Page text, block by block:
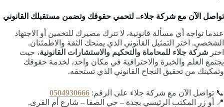
تواصل الآن مع شركة جلاء.. لتحمي حقوقك وتضمن مستقبلك القانوني
عندما تواجه أي مسألة قانونية، لا تترك مصيرك للتخمين أو الاجتهاد
الشخصي. اختر التمثيل القانوني الذي يمنحك الثقة والاطمئنان.
اختر شركة جلاء للمحاماة والتحكيم والاستشارات القانونية، حيث
يجتمع العلم والخبرة والاحترافية في مكان واحد، لخدمة حقوقك
وتمكينك من تحقيق النجاح القانوني الذي تستحقه.
📞 تواصل الآن مع شركة جلاء على الرقم: 0504930666
📍 أو زر المكتب الرئيسي بجدة – حي الصفا – شارع أم القرى.